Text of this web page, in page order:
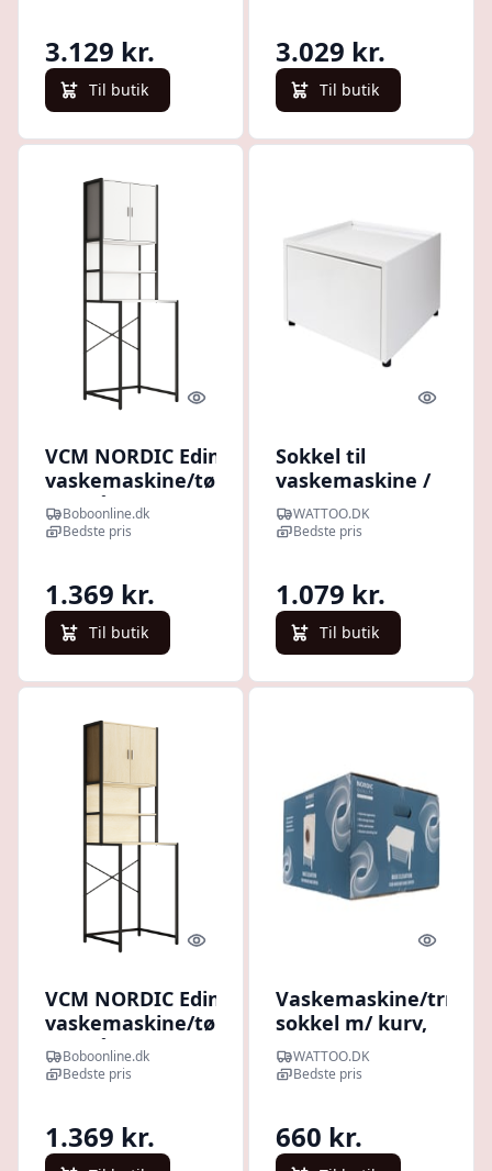
udtrækshylde -
antracitgrå
melamin
3.129 kr.
Til butik
udtrækshylde -
hvid melamin
3.029 kr.
Til butik
Quick look
VCM NORDIC Edino skab til
vaskemaskine/tørretumbler,
m. 2 låger, 3 hylder - hvid
træ
Boboonline.dk
Bedste pris
1.369 kr.
Til butik
Quick
Sokkel til
vaskemaskine /
trretumbler, inkl.
skuffe - hvid
WATTOO.DK
Bedste pris
1.079 kr.
Til butik
Quick look
VCM NORDIC Edino skab til
vaskemaskine/tørretumbler,
m. 2 låger, 3 hylder - natur
træ
Boboonline.dk
Bedste pris
1.369 kr.
Quick
Vaskemaskine/
sokkel m/ kurv,
62x56x30cm, hvid
WATTOO.DK
Bedste pris
660 kr.